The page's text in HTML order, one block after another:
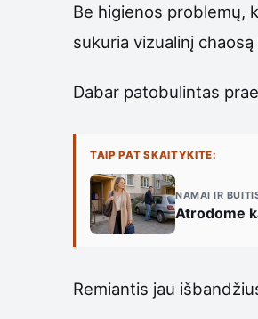
Be higienos problemų,
sukuria vizualinį
Dabar patobulintas
TAIP PAT SKAITYKITE:
NAMAI IR
Atrodome
Remiantis jau